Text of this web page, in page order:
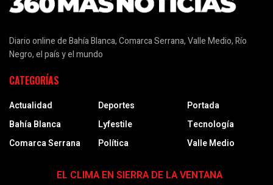
Diario online de Bahía Blanca, Comarca Serrana, Valle Medio, Río
Negro, el país y el mundo
CATEGORÍAS
Actualidad
Bahía Blanca
Comarca Serrana
Deportes
Lyfestile
Política
Portada
Tecnología
Valle Medio
EL CLIMA EN SIERRA DE LA VENTANA